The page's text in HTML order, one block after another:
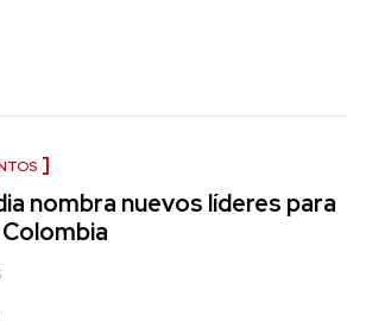
nombra nuevos líderes para